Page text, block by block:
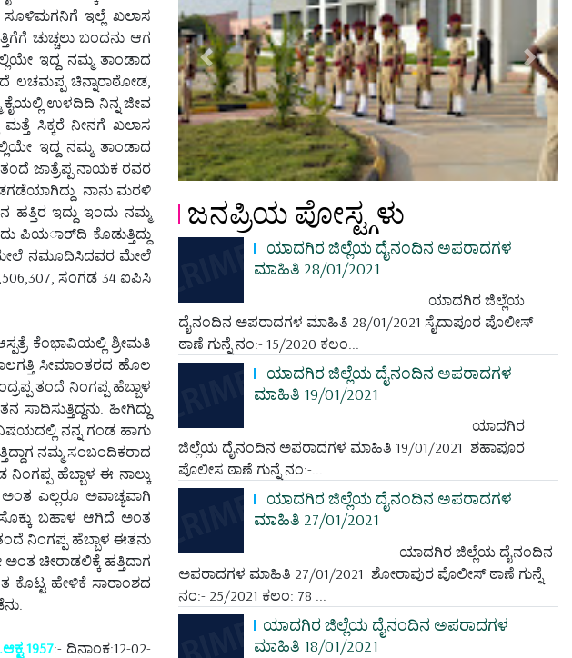
ಸೂಳಿಮಗನಿಗೆ ಇಲ್ಲೆ ಖಲಾಸ
ಚುಚ್ಚಲು ಬಂದನು ಆಗ
ಇದ್ದ ನಮ್ಮ ತಾಂಡಾದ
ಲಚಮಪ್ಪ ಚಿನ್ನಾರಾಠೋಡ,
ಕೈಯಲ್ಲಿ ಉಳದಿದಿ ನಿನ್ನ ಜೀವ
ಸಿಕ್ಕರೆ ನೀನಗೆ ಖಲಾಸ
ಇದ್ದ ನಮ್ಮ ತಾಂಡಾದ
ಜಾತ್ರೆಪ್ಪ ನಾಯಕ ರವರ
ನಾನು ಮರಳಿ
ಇದ್ದು ಇಂದು ನಮ್ಮ
ಪಿಯರ್ಾದಿ ಕೊಡುತ್ತಿದ್ದು
ಮೇಲೆ ನಮೂದಿಸಿದವರ ಮೇಲೆ
ಸಂಗಡ 34 ಐಪಿಸಿ
ಕೆಂಭಾವಿಯಲ್ಲಿ ಶ್ರೀಮತಿ
ಸೀಮಾಂತರದ ಹೊಲ
ತಂದೆ ನಿಂಗಪ್ಪ ಹೆಬ್ಬಾಳ
ಹೀಗಿದ್ದು
ನನ್ನ ಗಂಡ ಹಾಗು
ನಮ್ಮ ಸಂಬಂದಿಕರಾದ
ಹೆಬ್ಬಾಳ ಈ ನಾಲ್ಕು
ಎಲ್ಲರೂ ಅವಾಚ್ಯವಾಗಿ
ಬಹಾಳ ಆಗಿದೆ ಅಂತ
ನಿಂಗಪ್ಪ ಹೆಬ್ಬಾಳ ಈತನು
ಚೀರಾಡಲಿಕ್ಕೆ ಹತ್ತಿದಾಗ
ಹೇಳಿಕೆ ಸಾರಾಂಶದ
1957:- ದಿನಾಂಕ:12-02-
Previous Next
ಜನಪ್ರಿಯ ಪೋಸ್ಟ್ಗಳು
ಯಾದಗಿರ ಜಿಲ್ಲೆಯ ದೈನಂದಿನ ಅಪರಾದಗಳ
ಮಾಹಿತಿ 28/01/2021
ಯಾದಗಿರ ಜಿಲ್ಲೆಯ
ದೈನಂದಿನ ಅಪರಾದಗಳ ಮಾಹಿತಿ 28/01/2021 ಸೈದಾಪೂರ ಪೊಲೀಸ್
ಠಾಣೆ ಗುನ್ನೆ ನಂ:- 15/2020 ಕಲಂ...
ಯಾದಗಿರ ಜಿಲ್ಲೆಯ ದೈನಂದಿನ ಅಪರಾದಗಳ
ಮಾಹಿತಿ 19/01/2021
ಯಾದಗಿರ
ಜಿಲ್ಲೆಯ ದೈನಂದಿನ ಅಪರಾದಗಳ ಮಾಹಿತಿ 19/01/2021 ಶಹಾಪೂರ
ಪೊಲೀಸ ಠಾಣೆ ಗುನ್ನೆ ನಂ:-...
ಯಾದಗಿರ ಜಿಲ್ಲೆಯ ದೈನಂದಿನ ಅಪರಾದಗಳ
ಮಾಹಿತಿ 27/01/2021
ಯಾದಗಿರ ಜಿಲ್ಲೆಯ ದೈನಂದಿನ
ಅಪರಾದಗಳ ಮಾಹಿತಿ 27/01/2021 ಶೋರಾಪುರ ಪೊಲೀಸ್ ಠಾಣೆ ಗುನ್ನೆ
ನಂ:- 25/2021 ಕಲಂ: 78 ...
ಯಾದಗಿರ ಜಿಲ್ಲೆಯ ದೈನಂದಿನ ಅಪರಾದಗಳ
ಮಾಹಿತಿ 18/01/2021